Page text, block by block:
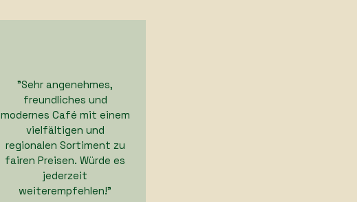
​"Sehr angenehmes,
freundliches und
modernes Café mit einem
vielfältigen und
regionalen Sortiment zu
fairen Preisen. Würde es
jederzeit
weiterempfehlen!"